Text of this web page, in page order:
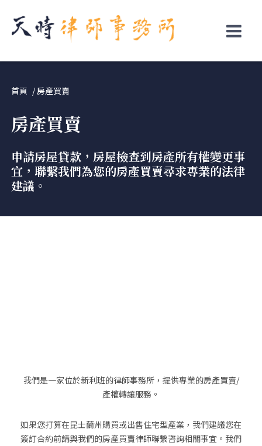
Skip
首頁 房產買賣
房產買賣
申請房屋貸款，房屋檢查到房產所有權變更事
宜，聯繫我們為您的房產買賣尋求專業的法律
建議。
我們是一家位於新利班的律師事務所，提供專業的房產買賣/
產權轉讓服務。
如果您打算在昆士蘭州購買或出售住宅型產業，我們建議您在
簽訂合約前請與我們的房產買賣律師聯繫咨詢相關事宜。我們